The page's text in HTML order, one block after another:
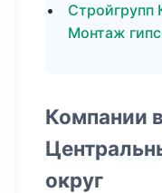
Монтаж
Компании
округ